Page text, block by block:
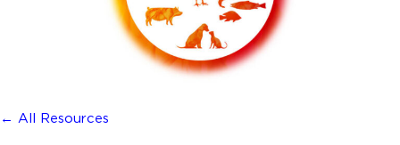
← All Resources